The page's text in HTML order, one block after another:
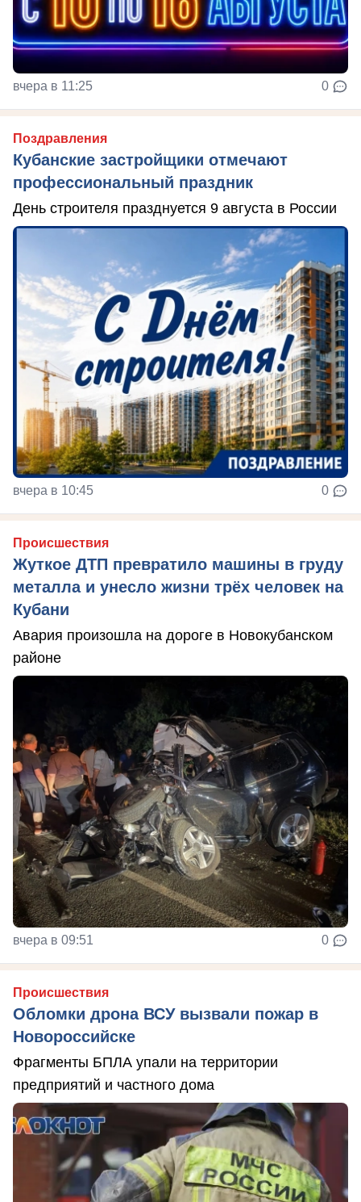
вчера в 11:25 0
Поздравления
Кубанские застройщики отмечают
профессиональный праздник
День строителя празднуется 9 августа в России
вчера в 10:45 0
Происшествия
Жуткое ДТП превратило машины в груду
металла и унесло жизни трёх человек на
Кубани
Авария произошла на дороге в Новокубанском
районе
вчера в 09:51 0
Происшествия
Обломки дрона ВСУ вызвали пожар в
Новороссийске
Фрагменты БПЛА упали на территории
предприятий и частного дома